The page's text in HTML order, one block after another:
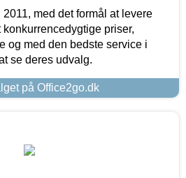
med det formål at levere
priser,
og med den bedste service i
se deres udvalg.
på Office2go.dk